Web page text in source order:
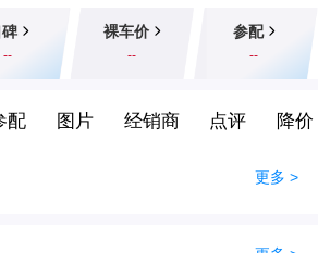
--
裸车价
--
参配
--
配 图片 经销商 点评 降价
更多 >